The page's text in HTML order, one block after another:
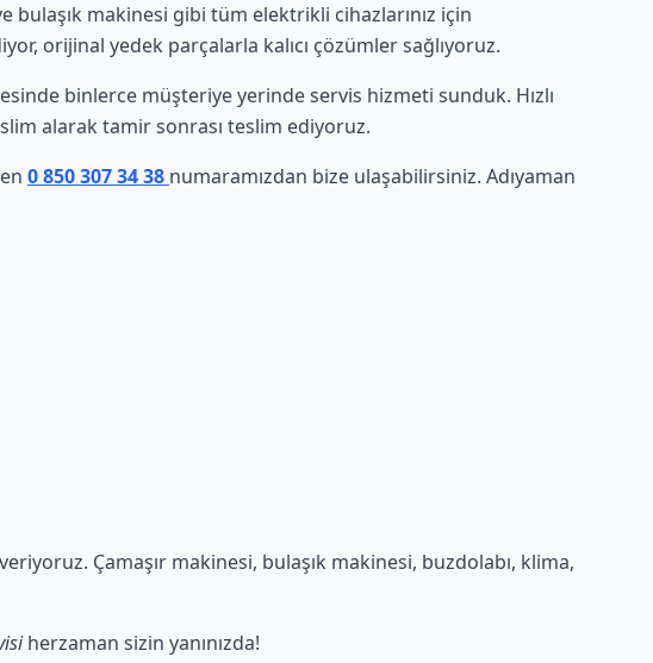
bulaşık makinesi gibi tüm elektrikli cihazlarınız için
orijinal yedek parçalarla kalıcı çözümler sağlıyoruz.
binlerce müşteriye yerinde servis hizmeti sunduk. Hızlı
alarak tamir sonrası teslim ediyoruz.
0 850 307 34 38 numaramızdan bize ulaşabilirsiniz. Adıyaman
Çamaşır makinesi, bulaşık makinesi, buzdolabı, klima,
herzaman sizin yanınızda!